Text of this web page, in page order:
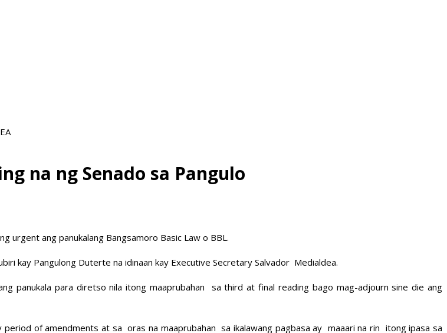
na ng Senado sa Pangulo
urgent ang panukalang Bangsamoro Basic Law o BBL.
kay Pangulong Duterte na idinaan kay Executive Secretary Salvador Medialdea.
panukala para diretso nila itong maaprubahan sa third at final reading bago mag-adjourn sine die ang
of amendments at sa oras na maaprubahan sa ikalawang pagbasa ay maaari na rin itong ipasa sa